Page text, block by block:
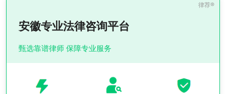
安徽专业法律咨询平台
甄选靠谱律师 保障专业服务